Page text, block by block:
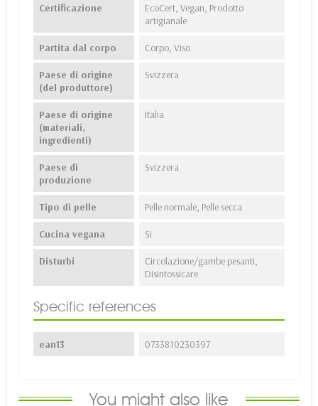
Certificazione
EcoCert, Vegan, Prodotto
artigianale
Partita dal corpo Corpo, Viso
Paese di origine
(del produttore)
Svizzera
Paese di origine
(materiali,
ingredienti)
Italia
Paese di
produzione
Svizzera
Tipo di pelle Pelle normale, Pelle secca
Cucina vegana Sì
Disturbi
Circolazione/gambe pesanti,
Disintossicare
Specific references
ean13 0733810230397
You might also like